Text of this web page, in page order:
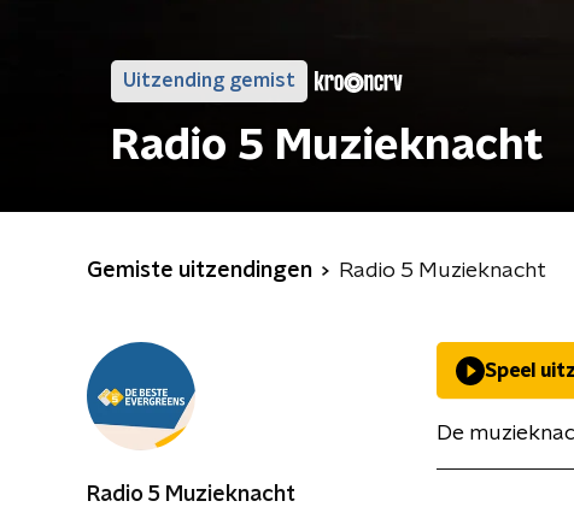
Uitzending gemist
Radio 5 Muzieknacht
Gemiste uitzendingen Radio 5 Muzieknacht
Radio 5 Muzieknacht
Speel
De